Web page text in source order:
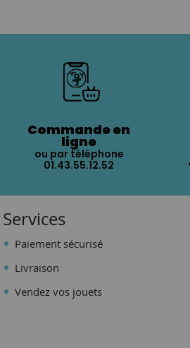
Commande en
ligne
ou par téléphone
01.43.55.12.52
Services
Paiement sécurisé
Livraison
Vendez vos jouets